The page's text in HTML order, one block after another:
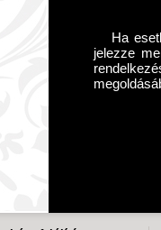
Ha
jelezze